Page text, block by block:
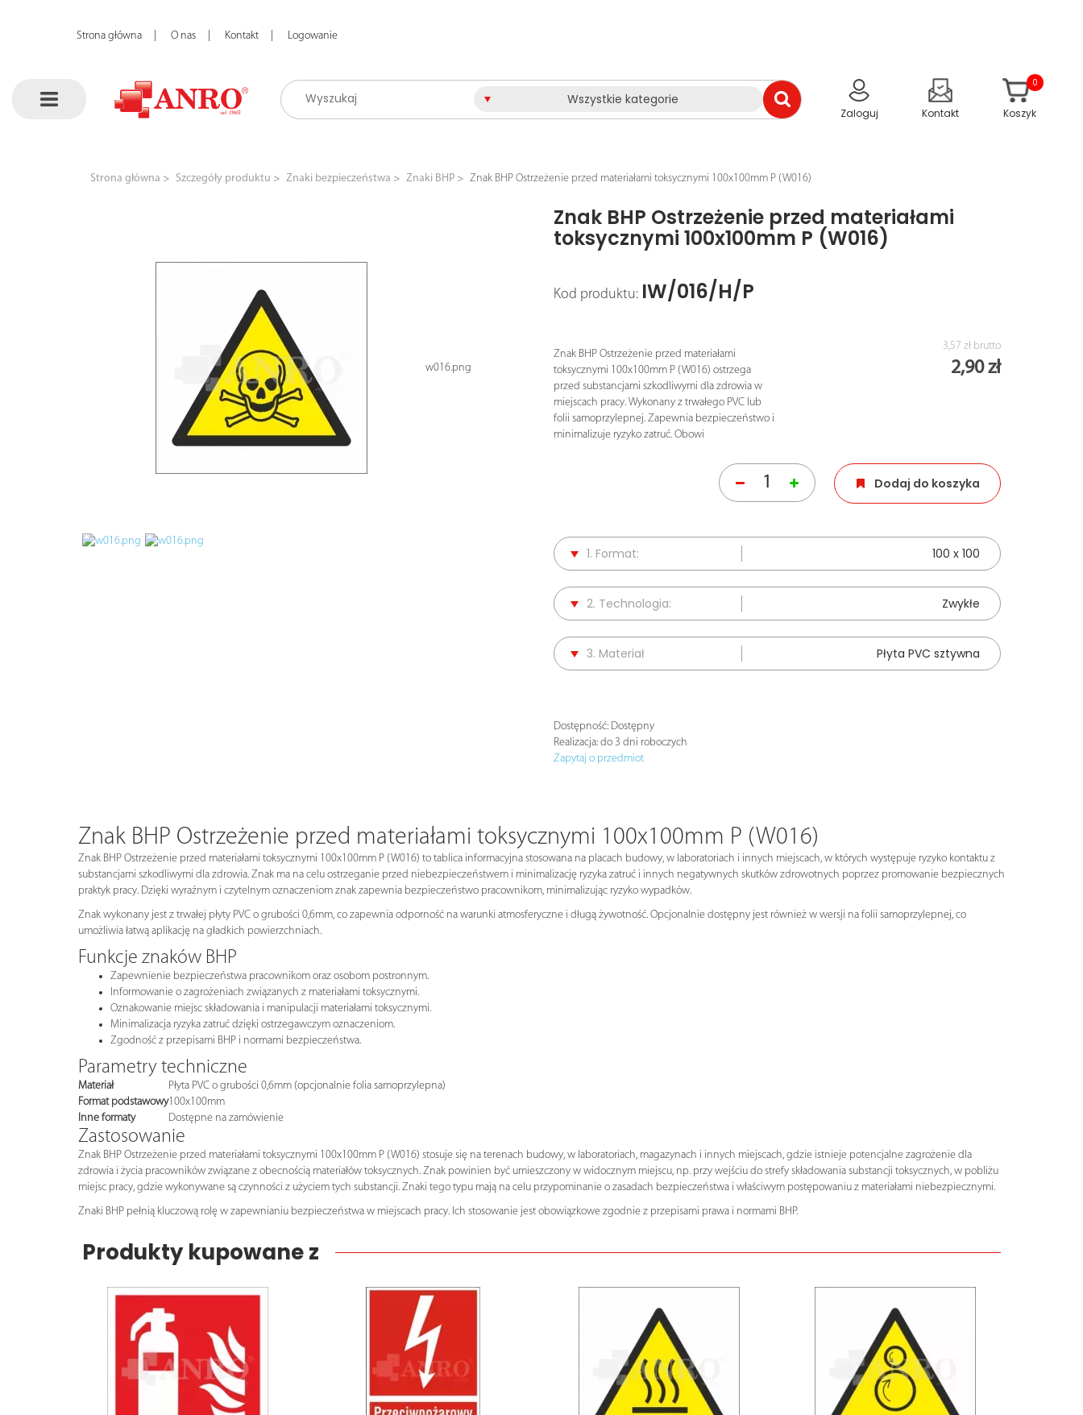
Strona główna O nas Kontakt Logowanie
Wszystkie kategorie
Zaloguj Kontakt Koszyk
0
Strona główna Szczegóły produktu Znaki bezpieczeństwa Znaki BHP Znak BHP Ostrzeżenie przed materiałami toksycznymi 100x100mm P (W016)
w016.png
Znak BHP Ostrzeżenie przed materiałami
toksycznymi 100x100mm P (W016)
Kod produktu: IW/016/H/P
Znak BHP Ostrzeżenie przed materiałami
toksycznymi 100x100mm P (W016) ostrzega
przed substancjami szkodliwymi dla zdrowia w
miejscach pracy. Wykonany z trwałego PVC lub
folii samoprzylepnej. Zapewnia bezpieczeństwo i
minimalizuje ryzyko zatruć. Obowi
3,57 zł brutto
2,90 zł
Dodaj do koszyka
1. Format: 100 x 100
2. Technologia: Zwykłe
3. Materiał Płyta PVC sztywna
Dostępność: Dostępny
Realizacja: do 3 dni roboczych
Zapytaj o przedmiot
Znak BHP Ostrzeżenie przed materiałami toksycznymi 100x100mm P (W016)
Znak BHP Ostrzeżenie przed materiałami toksycznymi 100x100mm P (W016) to tablica informacyjna stosowana na placach budowy, w laboratoriach i innych miejscach, w których występuje ryzyko kontaktu z
substancjami szkodliwymi dla zdrowia. Znak ma na celu ostrzeganie przed niebezpieczeństwem i minimalizację ryzyka zatruć i innych negatywnych skutków zdrowotnych poprzez promowanie bezpiecznych
praktyk pracy. Dzięki wyraźnym i czytelnym oznaczeniom znak zapewnia bezpieczeństwo pracownikom, minimalizując ryzyko wypadków.
Znak wykonany jest z trwałej płyty PVC o grubości 0,6mm, co zapewnia odporność na warunki atmosferyczne i długą żywotność. Opcjonalnie dostępny jest również w wersji na folii samoprzylepnej, co
umożliwia łatwą aplikację na gładkich powierzchniach.
Funkcje znaków BHP
Zapewnienie bezpieczeństwa pracownikom oraz osobom postronnym.
Informowanie o zagrożeniach związanych z materiałami toksycznymi.
Oznakowanie miejsc składowania i manipulacji materiałami toksycznymi.
Minimalizacja ryzyka zatruć dzięki ostrzegawczym oznaczeniom.
Zgodność z przepisami BHP i normami bezpieczeństwa.
Parametry techniczne
Materiał
Płyta PVC o grubości 0,6mm (opcjonalnie folia samoprzylepna)
Format podstawowy100x100mm
Inne formaty
Dostępne na zamówienie
Zastosowanie
Znak BHP Ostrzeżenie przed materiałami toksycznymi 100x100mm P (W016) stosuje się na terenach budowy, w laboratoriach, magazynach i innych miejscach, gdzie istnieje potencjalne zagrożenie dla
zdrowia i życia pracowników związane z obecnością materiałów toksycznych. Znak powinien być umieszczony w widocznym miejscu, np. przy wejściu do strefy składowania substancji toksycznych, w pobliżu
miejsc pracy, gdzie wykonywane są czynności z użyciem tych substancji. Znaki tego typu mają na celu przypominanie o zasadach bezpieczeństwa i właściwym postępowaniu z materiałami niebezpiecznymi.
Znaki BHP pełnią kluczową rolę w zapewnianiu bezpieczeństwa w miejscach pracy. Ich stosowanie jest obowiązkowe zgodnie z przepisami prawa i normami BHP.
Produkty kupowane z